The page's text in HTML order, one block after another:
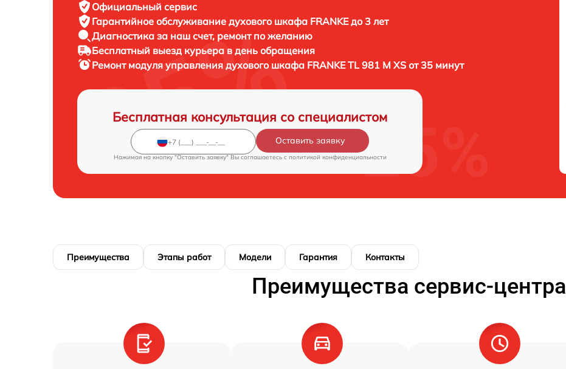
Официальный сервис
Гарантийное обслуживание духового шкафа FRANKE до 3 лет
Диагностика за наш счет, ремонт по желанию
Бесплатный выезд курьера в день обращения
Ремонт модуля управления духового шкафа FRANKE TL 981 M XS от 35 минут
Бесплатная консультация со специалистом
Оставить заявку
Нажимая на кнопку "Оставить заявку" Вы соглашаетесь c политикой конфиденциальности
Преимущества Этапы работ Модели Гарантия Контакты
Преимущества сервис-центра